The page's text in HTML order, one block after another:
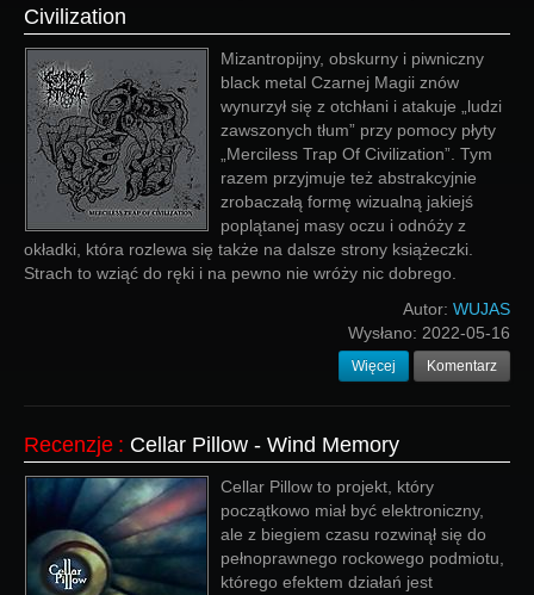
Civilization
Mizantropijny, obskurny i piwniczny
black metal Czarnej Magii znów
wynurzył się z otchłani i atakuje „ludzi
zawszonych tłum” przy pomocy płyty
„Merciless Trap Of Civilization”. Tym
razem przyjmuje też abstrakcyjnie
zrobaczałą formę wizualną jakiejś
poplątanej masy oczu i odnóży z
okładki, która rozlewa się także na dalsze strony książeczki.
Strach to wziąć do ręki i na pewno nie wróży nic dobrego.
Autor: WUJAS
Wysłano: 2022-05-16
Więcej Komentarz
Recenzje : Cellar Pillow - Wind Memory
Cellar Pillow to projekt, który
początkowo miał być elektroniczny,
ale z biegiem czasu rozwinął się do
pełnoprawnego rockowego podmiotu,
którego efektem działań jest